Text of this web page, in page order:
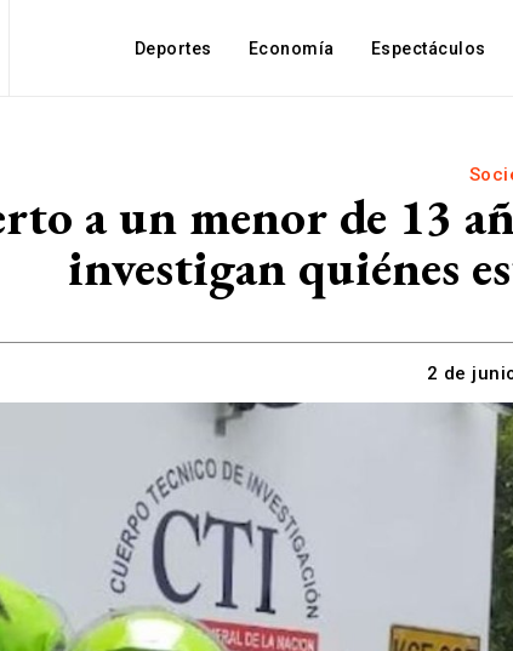
Deportes Economía Espectáculos
a un menor de 13
investigan quiénes
2 de